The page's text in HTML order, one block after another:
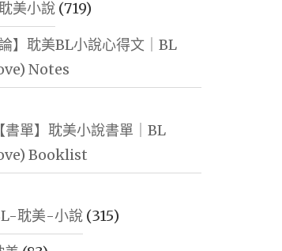
美小說(719)
論】耽美BL小說心得文｜BL
Notes
書單】耽美小說書單｜BL
Booklist
耽美-小說(315)